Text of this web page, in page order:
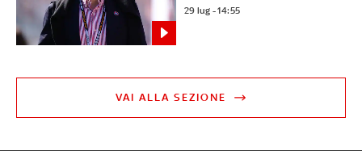
29 lug - 14:55
VAI ALLA SEZIONE